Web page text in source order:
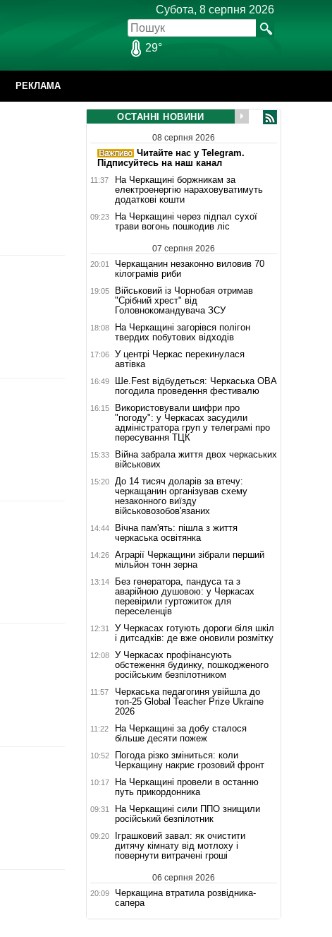
Субота, 8 серпня 2026
29°
РЕКЛАМА
ОСТАННІ НОВИНИ
08 серпня 2026
Читайте нас у Telegram.
Підписуйтесь на наш канал
11:37
На Черкащині боржникам за
електроенергію нараховуватимуть
додаткові кошти
09:23
На Черкащині через підпал сухої
трави вогонь пошкодив ліс
07 серпня 2026
20:01
Черкащанин незаконно виловив 70
кілограмів риби
19:05
Військовий із Чорнобая отримав
"Срібний хрест" від
Головнокомандувача ЗСУ
18:08
На Черкащині загорівся полігон
твердих побутових відходів
17:06
У центрі Черкас перекинулася
автівка
16:49
Ше.Fest відбудеться: Черкаська ОВА
погодила проведення фестивалю
16:15
Використовували шифри про
"погоду": у Черкасах засудили
адміністратора груп у телеграмі про
пересування ТЦК
15:33
Війна забрала життя двох черкаських
військових
15:20
До 14 тисяч доларів за втечу:
черкащанин організував схему
незаконного виїзду
військовозобов'язаних
14:44
Вічна пам'ять: пішла з життя
черкаська освітянка
14:26
Аграрії Черкащини зібрали перший
мільйон тонн зерна
13:14
Без генератора, пандуса та з
аварійною душовою: у Черкасах
перевірили гуртожиток для
переселенців
12:31
У Черкасах готують дороги біля шкіл
і дитсадків: де вже оновили розмітку
12:08
У Черкасах профінансують
обстеження будинку, пошкодженого
російським безпілотником
11:57
Черкаська педагогиня увійшла до
топ-25 Global Teacher Prize Ukraine
2026
11:22
На Черкащині за добу сталося
більше десяти пожеж
10:52
Погода різко зміниться: коли
Черкащину накриє грозовий фронт
10:17
На Черкащині провели в останню
путь прикордонника
09:31
На Черкащині сили ППО знищили
російський безпілотник
09:20
Іграшковий завал: як очистити
дитячу кімнату від мотлоху і
повернути витрачені гроші
06 серпня 2026
20:09
Черкащина втратила розвідника-
сапера